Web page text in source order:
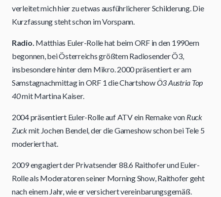
verleitet mich hier zu etwas ausführlicherer Schilderung. Die
Kurzfassung steht schon im Vorspann.
Radio. Matthias Euler-Rolle hat beim ORF in den 1990ern
begonnen, bei Österreichs größtem Radiosender Ö3,
insbesondere hinter dem Mikro. 2000 präsentiert er am
Samstagnachmittag in ORF 1 die ChartshowÖ3 Austria Top
40mit Martina Kaiser.
2004 präsentiert Euler-Rolle auf ATV ein Remake von Ruck
Zuckmit Jochen Bendel, der die Gameshow schon bei Tele 5
moderiert hat.
2009 engagiert der Privatsender 88.6 Raithofer und Euler-
Rolle als Moderatoren seiner Morning Show, Raithofer geht
nach einem Jahr, wie er versichert vereinbarungsgemäß.